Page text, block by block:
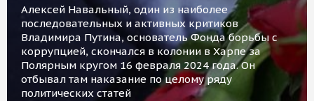
Алексей Навальный, один из наиболее
последовательных и активных критиков
Владимира Путина, основатель Фонда борьбы с
коррупцией, скончался в колонии в Харпе за
Полярным кругом 16 февраля 2024 года. Он
отбывал там наказание по целому ряду
политических статей